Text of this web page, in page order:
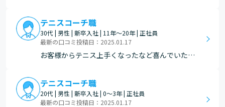
テニスコーチ職
30代 | 男性 | 新卒入社 | 11年～20年 | 正社員
最新の口コミ投稿日：2025.01.17
お客様からテニス上手くなったなど喜んでいただ
テニスコーチ職
20代 | 男性 | 新卒入社 | 0～3年 | 正社員
最新の口コミ投稿日：2025.01.17